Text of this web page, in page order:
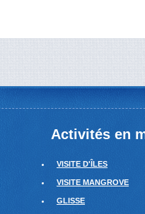
Activités en
VISITE D'ÎLES
VISITE MANGROVE
GLISSE